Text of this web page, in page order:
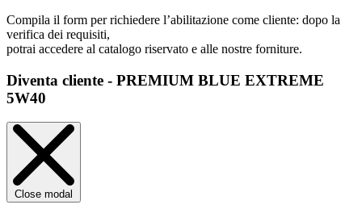
Compila il form per richiedere l’abilitazione come cliente: dopo la
verifica dei requisiti,
potrai accedere al catalogo riservato e alle nostre forniture.
Diventa cliente - PREMIUM BLUE EXTREME
5W40
Close modal